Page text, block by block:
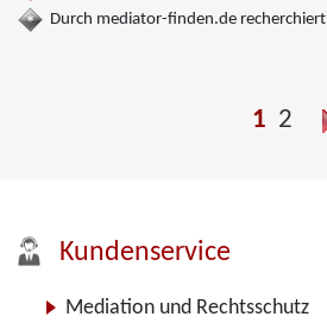
Durch mediator-finden.de recherchiert
1 2
Kundenservice
Mediation und Rechtsschutz